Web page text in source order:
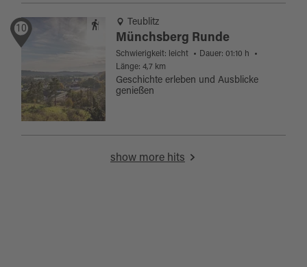
10 Teublitz
Münchsberg Runde
Geschichte erleben und Ausblicke
genießen
Schwierigkeit: leicht
Dauer: 01:10 h
Länge: 4,7 km
show more hits